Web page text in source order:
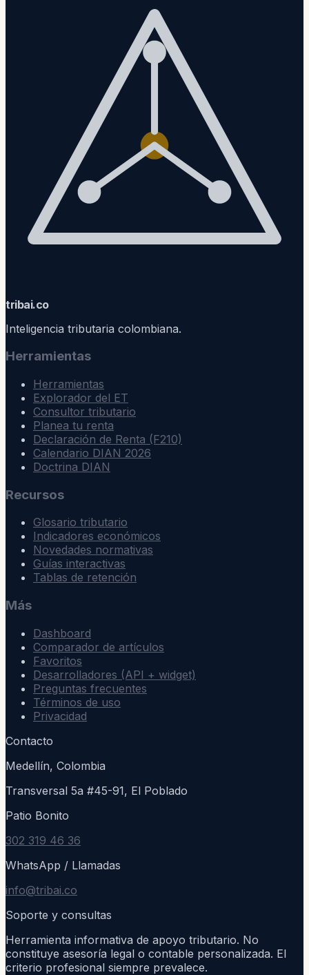
tribai.co
Inteligencia tributaria colombiana.
Herramientas
Herramientas
Explorador del ET
Consultor tributario
Planea tu renta
Declaración de Renta (F210)
Calendario DIAN 2026
Doctrina DIAN
Recursos
Glosario tributario
Indicadores económicos
Novedades normativas
Guías interactivas
Tablas de retención
Más
Dashboard
Comparador de artículos
Favoritos
Desarrolladores (API + widget)
Preguntas frecuentes
Términos de uso
Privacidad
Contacto
Medellín, Colombia
Transversal 5a #45-91, El Poblado
Patio Bonito
302 319 46 36
WhatsApp / Llamadas
info@tribai.co
Soporte y consultas
Herramienta informativa de apoyo tributario. No
constituye asesoría legal o contable personalizada. El
criterio profesional siempre prevalece.